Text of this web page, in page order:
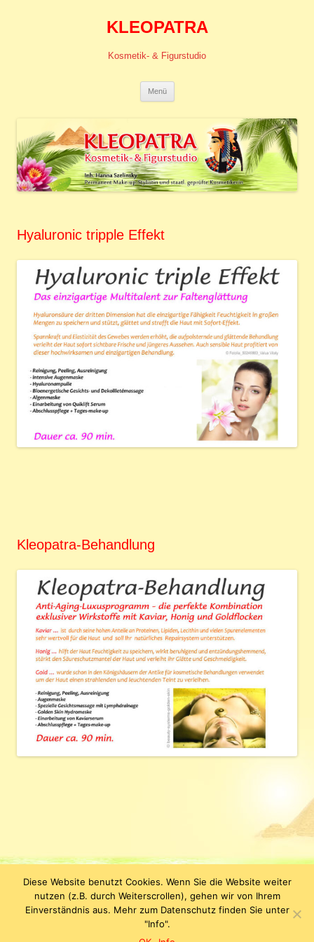
KLEOPATRA
Kosmetik- & Figurstudio
Menü
Hyaluronic tripple Effekt
Kleopatra-Behandlung
Datenschutzerklärung
KLEOPATRA Kosmetik & Figurstudio |
Jenergasse 15 | D-07743 Jena | Tel. +49 (0) 3641-638110 | E-Mail:
info(at)kleopatrakosmetik.de
Impressum
Datenschutz
Diese Website benutzt Cookies. Wenn Sie die Website weiter
nutzen (z.B. durch Weiterscrollen), gehen wir von Ihrem
Einverständnis aus. Mehr zum Datenschutz finden Sie unter
"Info".